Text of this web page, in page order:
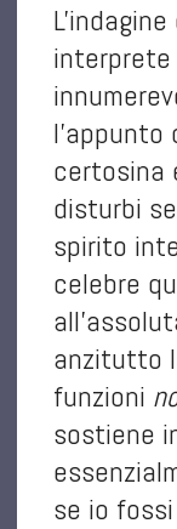
interprete
certosina
disturbi
spirito
celebre
anzitutto
funzioni
sostiene
se io